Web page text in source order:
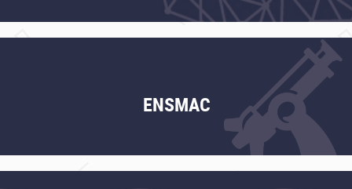
ENSMAC